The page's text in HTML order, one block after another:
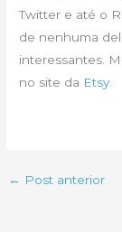
Twitter e até o
de nenhuma
interessantes.
no site da Etsy.
← Post anterior